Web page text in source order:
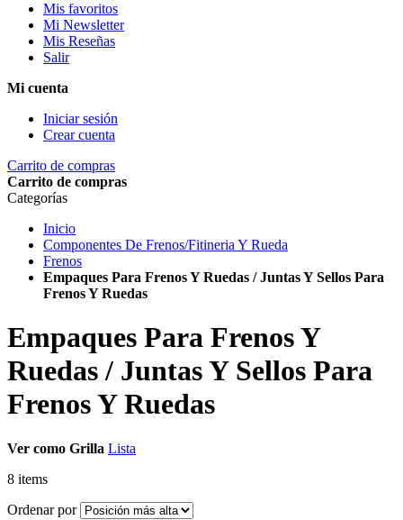
Mis favoritos
Mi Newsletter
Mis Reseñas
Salir
Mi cuenta
Iniciar sesión
Crear cuenta
Carrito de compras
Carrito de compras
Categorías
Inicio
Componentes De Frenos/Fitineria Y Rueda
Frenos
Empaques Para Frenos Y Ruedas / Juntas Y Sellos Para
Frenos Y Ruedas
Empaques Para Frenos Y
Ruedas / Juntas Y Sellos Para
Frenos Y Ruedas
Ver como Grilla Lista
8 items
Ordenar por